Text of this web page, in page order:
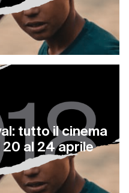
tutto il cinema
20 al 24 aprile